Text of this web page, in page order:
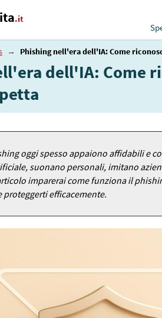
.it
→ Phishing nell'era dell'IA: Come
dell'IA: Come
oggi spesso appaiono affidabili e
suonano personali, imitano
imparerai come funziona il
proteggerti efficacemente.